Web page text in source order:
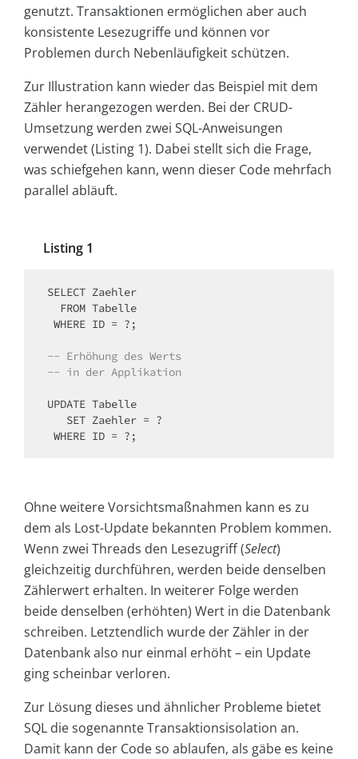
genutzt. Transaktionen ermöglichen aber auch
konsistente Lesezugriffe und können vor
Problemen durch Nebenläufigkeit schützen.
Zur Illustration kann wieder das Beispiel mit dem
Zähler herangezogen werden. Bei der CRUD-
Umsetzung werden zwei SQL-Anweisungen
verwendet (Listing 1). Dabei stellt sich die Frage,
was schiefgehen kann, wenn dieser Code mehrfach
parallel abläuft.
Listing 1
SELECT Zaehler
-- Erhöhung des Werts
-- in der Applikation
UPDATE Tabelle
WHERE ID = ?;
Ohne weitere Vorsichtsmaßnahmen kann es zu
dem als Lost-Update bekannten Problem kommen.
Wenn zwei Threads den Lesezugriff (Select)
gleichzeitig durchführen, werden beide denselben
Zählerwert erhalten. In weiterer Folge werden
beide denselben (erhöhten) Wert in die Datenbank
schreiben. Letztendlich wurde der Zähler in der
Datenbank also nur einmal erhöht – ein Update
ging scheinbar verloren.
Zur Lösung dieses und ähnlicher Probleme bietet
SQL die sogenannte Transaktionsisolation an.
Damit kann der Code so ablaufen, als gäbe es keine